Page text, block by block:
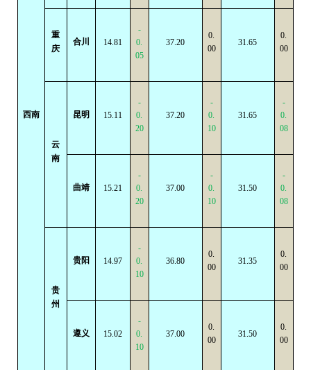
西南
重
庆
合川 14.81
-
0.
05
37.20
0.
00
31.65
0.
00
云
南
昆明 15.11
-
0.
20
37.20
-
0.
10
31.65
-
0.
08
曲靖 15.21
-
0.
20
37.00
-
0.
10
31.50
-
0.
08
贵
州
贵阳 14.97
-
0.
10
36.80
0.
00
31.35
0.
00
遵义 15.02
-
0.
10
37.00
0.
00
31.50
0.
00